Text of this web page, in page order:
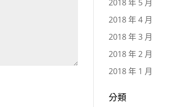
2018 年 5 月
2018 年 4 月
2018 年 3 月
2018 年 2 月
2018 年 1 月
分類